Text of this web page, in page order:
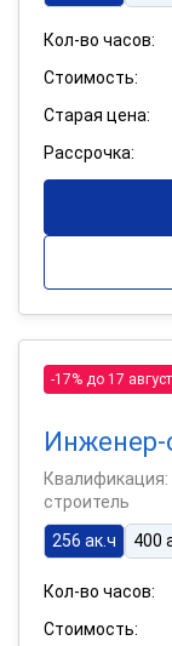
Кол-во часов:
Стоимость:
Старая цена:
Рассрочка:
-17% до 17
Инженер-
строитель
256 ак.ч
400
Кол-во часов:
Стоимость: